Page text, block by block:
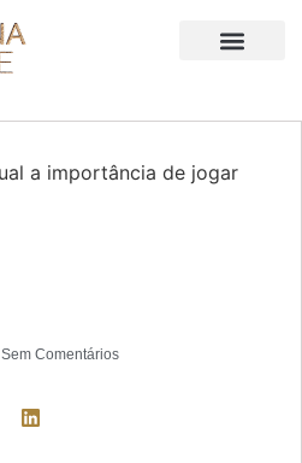
a importância de jogar
Sem Comentários